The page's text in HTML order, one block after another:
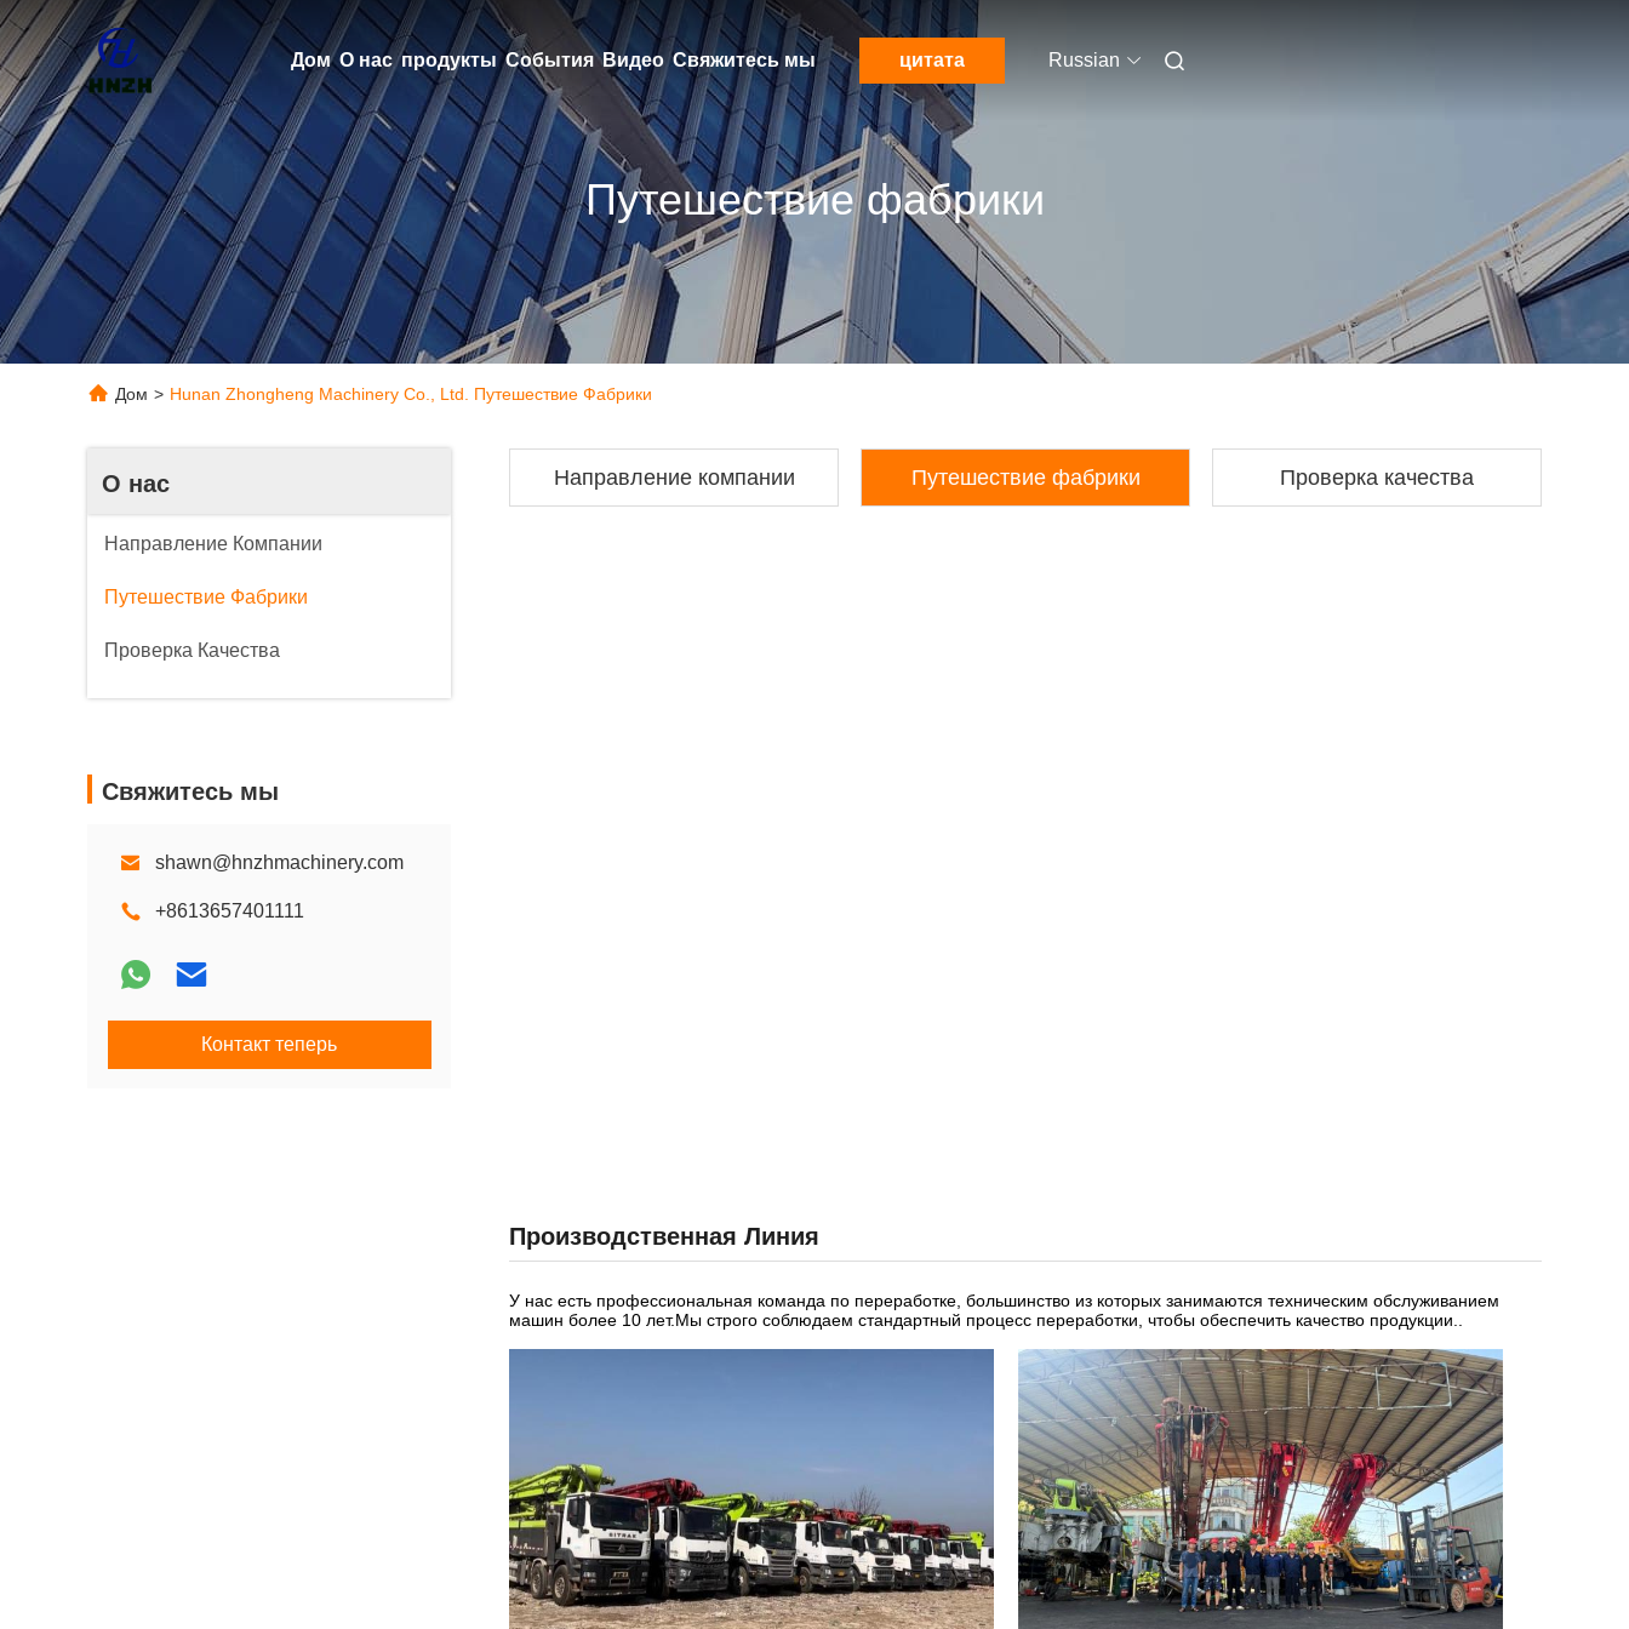
Дом О нас продукты События Видео Свяжитесь мы цитата Russian
Путешествие фабрики
Дом > Hunan Zhongheng Machinery Co., Ltd. Путешествие Фабрики
О нас
Направление Компании
Путешествие Фабрики
Проверка Качества
Свяжитесь мы
shawn@hnzhmachinery.com
+8613657401111
Контакт теперь
Направление компании Путешествие фабрики Проверка качества
Производственная Линия
У нас есть профессиональная команда по переработке, большинство из которых занимаются техническим обслуживанием
машин более 10 лет.Мы строго соблюдаем стандартный процесс переработки, чтобы обеспечить качество продукции..